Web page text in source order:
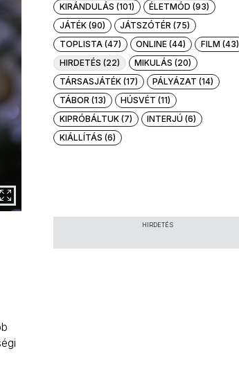
KIRÁNDULÁS (101)
ÉLETMÓD (93)
JÁTÉK (90)
JÁTSZÓTÉR (75)
TOPLISTA (47)
ONLINE (44)
FILM (43)
HIRDETÉS (22)
MIKULÁS (20)
TÁRSASJÁTÉK (17)
PÁLYÁZAT (14)
TÁBOR (13)
HÚSVÉT (11)
KIPRÓBÁLTUK (7)
INTERJÚ (6)
KIÁLLÍTÁS (6)
HIRDETÉS